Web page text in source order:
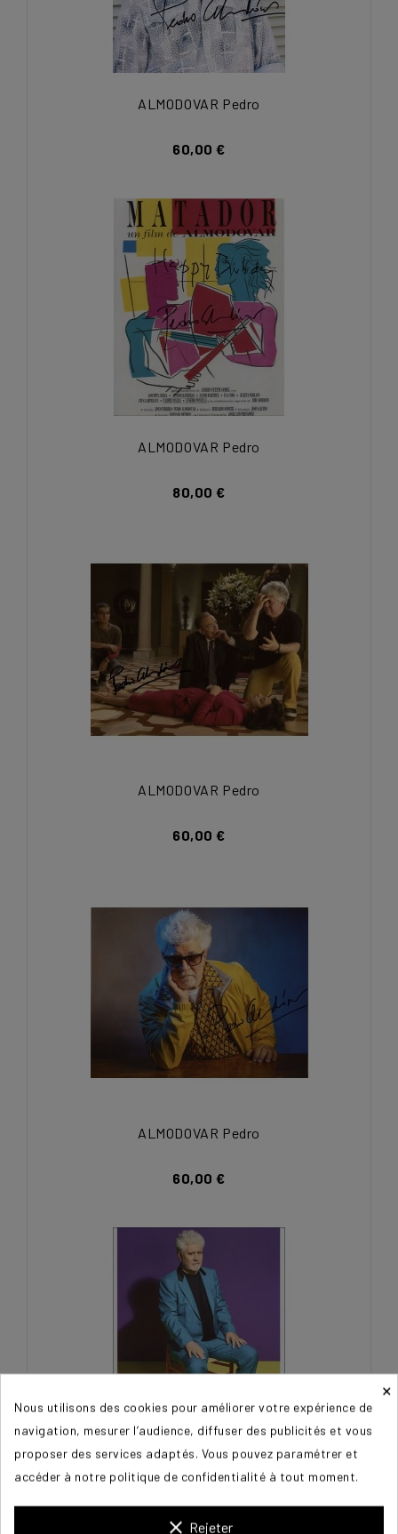
ALMODOVAR Pedro
60,00 €
ALMODOVAR Pedro
80,00 €
ALMODOVAR Pedro
60,00 €
ALMODOVAR Pedro
60,00 €
ALMODOVAR Pedro
60,00 €
×
Nous utilisons des cookies pour améliorer votre expérience de
navigation, mesurer l’audience, diffuser des publicités et vous
proposer des services adaptés. Vous pouvez paramétrer et
accéder à notre politique de confidentialité à tout moment.
clear Rejeter